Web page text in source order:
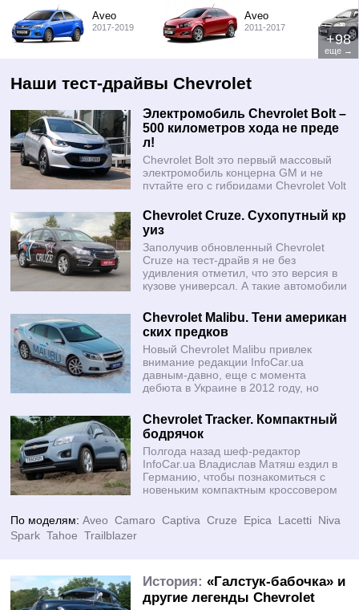
+98
еще →
Aveo
2017-2019
Aveo
2011-2017
Наши тест-драйвы Chevrolet
Электромобиль Chevrolet Bolt –
500 километров хода не преде
л!
Chevrolet Bolt это первый массовый
электромобиль концерна GM и не
путайте его с гибридами Chevrolet Volt
машина на электротяге, которую концерн General Motors
вывел в широкие массы и сразу ворвался на американский
рынок.
Chevrolet Cruze. Сухопутный кр
уиз
Заполучив обновленный Chevrolet
Cruze на тест-драйв я не без
удивления отметил, что это версия в
кузове универсал. А такие автомобили
Что же, тем интересней! Итак, сегодня катаемся на
рестайлинговом Cruze с турбомотором 1.4 и автоматом!
Chevrolet Malibu. Тени американ
ских предков
Новый Chevrolet Malibu привлек
внимание редакции InfoCar.ua
давным-давно, еще с момента
дебюта в Украине в 2012 году, но
удалось только сейчас. Тем не менее, наш интерес остался
прежним, а вопросов к модели стало едва ли не больше.
Сможет ли она завоевать своего потребителя? Готова ли к
серьезному противостоянию с конкурентами? Что это вообще
за зверь такой и ум
Chevrolet Tracker. Компактный
бодрячок
Полгода назад шеф-редактор
InfoCar.ua Владислав Матяш ездил в
Германию, чтобы познакомиться с
новеньким компактным кроссовером
автомобиль пока так и не появился. Зато к нам приехал его не
менее перспективный и интересный брат-близнец – Chevrolet
Tracker. В салонах дилеров он появится уже 29 мая, однако
По моделям: Aveo Camaro Captiva Cruze Epica Lacetti
Niva
Spark Tahoe Trailblazer
История: «Галстук-бабочка» и
другие легенды Chevrolet